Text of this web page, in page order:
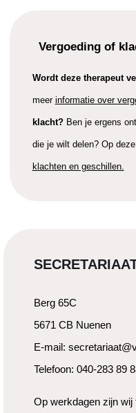
Vergoeding of
Wordt deze therapeut
meer informatie over
klacht? Ben je ergens
die je wilt delen? Op
klachten en geschillen.
Berg 65C
5671 CB Nuenen
E-mail:
Telefoon: 040-283 89
Op werkdagen zijn